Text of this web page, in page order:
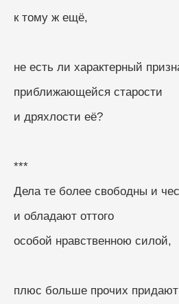
к тому ж ещё,
не есть ли характерный
приближающейся старости
и дряхлости её?
***
Дела те более свободны и
и обладают оттого
особой нравственною силой,
плюс больше прочих придают